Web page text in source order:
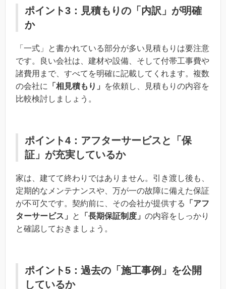
ポイント3：見積もりの「内訳」が明確
か
「一式」と書かれている部分が多い見積もりは要注意
です。良い会社は、建材や設備、そして付帯工事費や
諸費用まで、すべてを明確に記載してくれます。複数
の会社に
「相見積もり」
を依頼し、見積もりの内容を
比較検討しましょう。
ポイント4：アフターサービスと「保
証」が充実しているか
家は、建てて終わりではありません。引き渡し後も、
定期的なメンテナンスや、万が一の故障に備えた保証
が不可欠です。契約前に、その会社が提供する
「アフ
ターサービス」
と 「長期保証制度」 の内容をしっかり
と確認しておきましょう。
ポイント5：過去の「施工事例」を公開
しているか